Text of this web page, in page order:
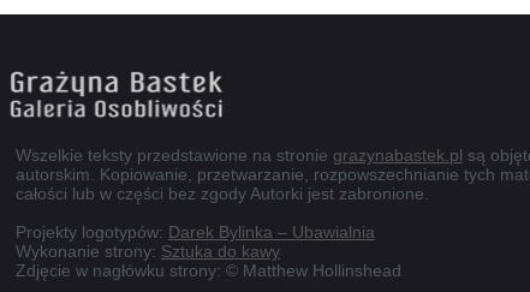
Wszelkie teksty przedstawione na stronie grazynabastek.pl są
autorskim. Kopiowanie, przetwarzanie, rozpowszechnianie tych
całości lub w części bez zgody Autorki jest zabronione.
Projekty logotypów: Darek Bylinka – Ubawialnia
Wykonanie strony: Sztuka do kawy
Zdjęcie w nagłówku strony: © Matthew Hollinshead